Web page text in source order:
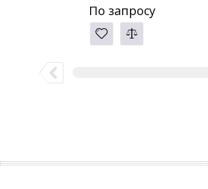
Ryzen Quad-Core 2.3GHz, 8GB RAM
DDR5, 10GbE Port
По запросу